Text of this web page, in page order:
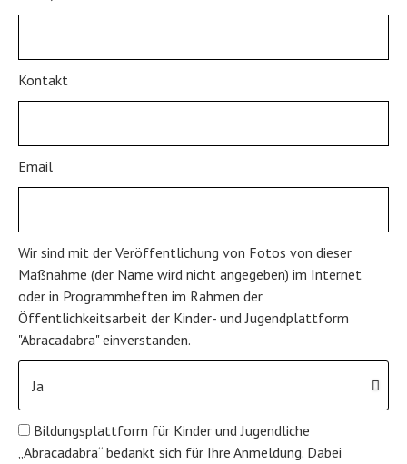
Kontakt
Email
Wir sind mit der Veröffentlichung von Fotos von dieser
Maßnahme (der Name wird nicht angegeben) im Internet
oder in Programmheften im Rahmen der
Öffentlichkeitsarbeit der Kinder- und Jugendplattform
"Abracadabra" einverstanden.
Bildungsplattform für Kinder und Jugendliche
„Abracadabra“ bedankt sich für Ihre Anmeldung. Dabei